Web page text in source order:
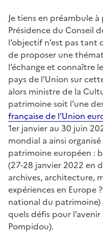
Je tiens en préambule
Présidence du Conseil
l’objectif n’est pas tant
de proposer une
l’échange et connaître
pays de l’Union sur
alors ministre de la
patrimoine soit l’une
française de l’Union
1er janvier au 30 juin
mondial a ainsi
patrimoine européen :
(27-28 janvier 2022 en
archives, architecture,
expériences en Europe
national du patrimoine)
quels défis pour
Pompidou).